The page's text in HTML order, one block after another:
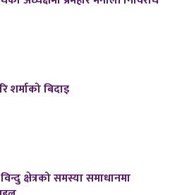
बिदाइ
क्षेत्रको समस्या समाधानमा